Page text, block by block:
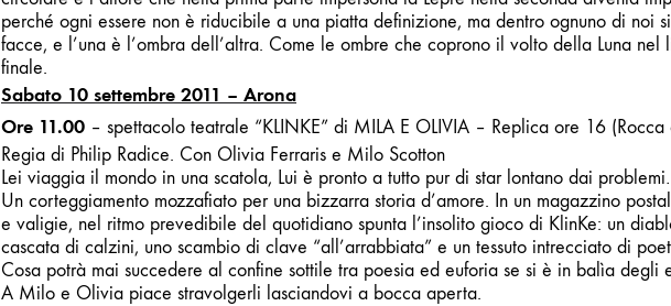
perché ogni essere non è riducibile a una piatta definizione, ma dentro ognuno di noi
facce, e l’una è l’ombra dell’altra. Come le ombre che coprono il volto della Luna nel
finale.
Sabato 10 settembre 2011 – Arona
Ore 11.00 – spettacolo teatrale “KLINKE” di MILA E OLIVIA – Replica ore 16 (Rocca
Regia di Philip Radice. Con Olivia Ferraris e Milo Scotton
Lei viaggia il mondo in una scatola, Lui è pronto a tutto pur di star lontano dai
Un corteggiamento mozzafiato per una bizzarra storia d’amore. In un magazzino
e valigie, nel ritmo prevedibile del quotidiano spunta l’insolito gioco di KlinKe: un
cascata di calzini, uno scambio di clave “all’arrabbiata” e un tessuto intrecciato di
Cosa potrà mai succedere al confine sottile tra poesia ed euforia se si è in balìa degli
A Milo e Olivia piace stravolgerli lasciandovi a bocca aperta.